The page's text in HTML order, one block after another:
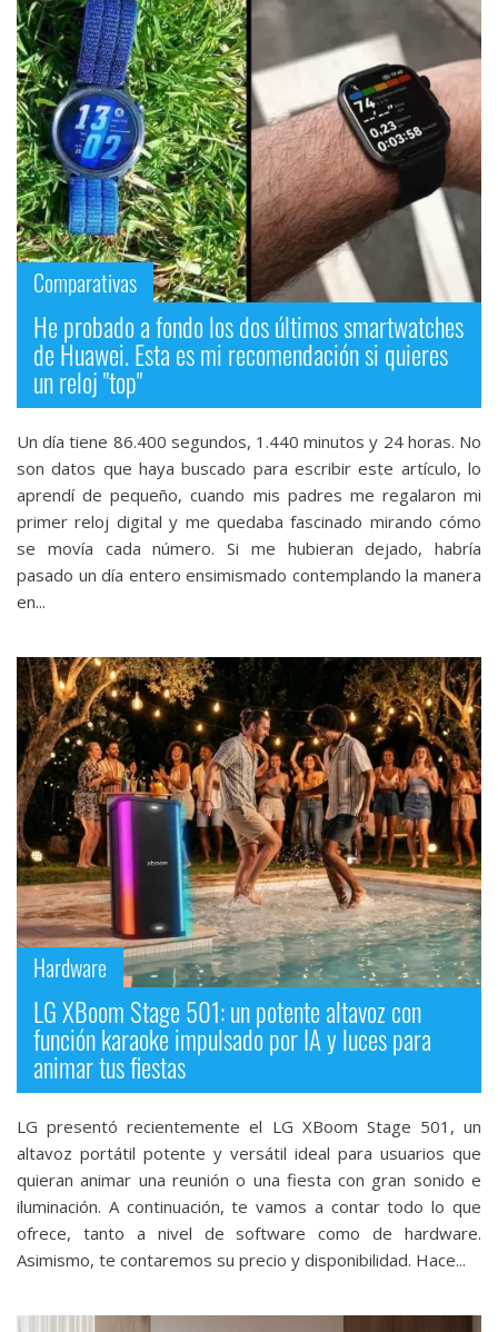
Comparativas
He probado a fondo los dos últimos smartwatches
de Huawei. Esta es mi recomendación si quieres
un reloj "top"
Un día tiene 86.400 segundos, 1.440 minutos y 24 horas. No
son datos que haya buscado para escribir este artículo, lo
aprendí de pequeño, cuando mis padres me regalaron mi
primer reloj digital y me quedaba fascinado mirando cómo
se movía cada número. Si me hubieran dejado, habría
pasado un día entero ensimismado contemplando la manera
en...
Hardware
LG XBoom Stage 501: un potente altavoz con
función karaoke impulsado por IA y luces para
animar tus fiestas
LG presentó recientemente el LG XBoom Stage 501, un
altavoz portátil potente y versátil ideal para usuarios que
quieran animar una reunión o una fiesta con gran sonido e
iluminación. A continuación, te vamos a contar todo lo que
ofrece, tanto a nivel de software como de hardware.
Asimismo, te contaremos su precio y disponibilidad. Hace...